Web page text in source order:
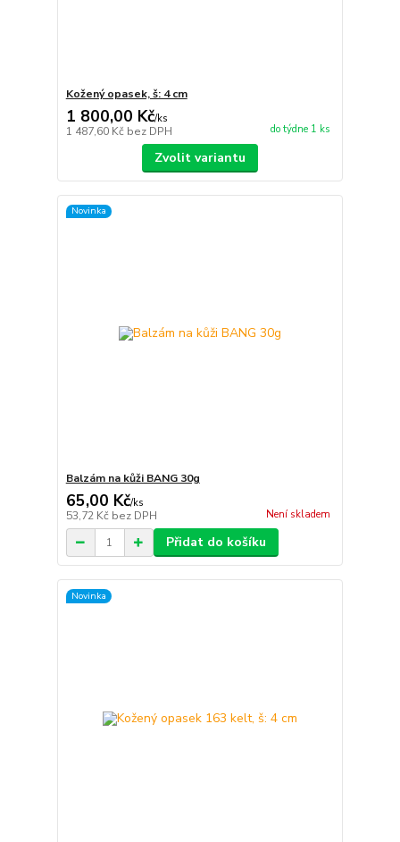
Kožený opasek, š: 4 cm
1 800,00 Kč/ks
1 487,60 Kč bez DPH do týdne 1 ks
Zvolit variantu
Novinka
Balzám na kůži BANG 30g
65,00 Kč/ks
53,72 Kč bez DPH Není skladem
Přidat do košíku
Novinka